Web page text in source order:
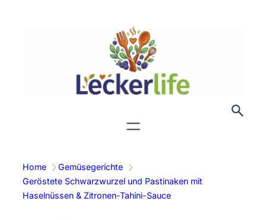
Home
Gemüsegerichte
Geröstete Schwarzwurzel und Pastinaken mit
Haselnüssen & Zitronen-Tahini-Sauce